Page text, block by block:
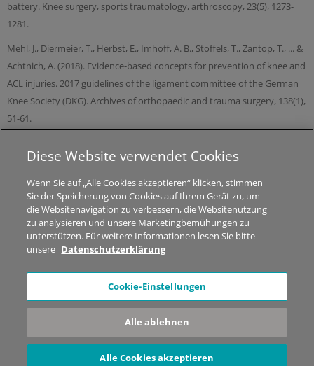
battery. Knee surgery, sports traumatology, arthroscopy, 23(5), 1273-
1281.
Mehl, J., Diermeier, T., Herbst, E., Imhoff, A. B., Stoffels, T., Zantop, T., ... &
Achtnich, A. (2018). Evidence-based concepts for prevention of knee and
ACL injuries. 2017 guidelines of the ligament committee of the German
Knee Society (DKG). Archives of orthopaedic and trauma surgery, 138(1),
51-61.
Alle Rechte vorbehalten.
Über STIWELL | Jobs | Sitemap | Datenschutzhinweise
*Der Inhalt dieser Webseite dient nur zur allgemeinen
Information. Es werden keine medizinischen Ratschläge
gegeben! Kontaktieren Sie bitte Ihren Arzt und lassen Sie sich
dort beraten, welche Therapielösung in Ihrem Fall geeignet ist.
Nicht alle der gezeigten Produkte, Produktfunktionen oder
Indikationen sind in allen Ländern verfügbar.
Diese Website verwendet Cookies
Wenn Sie auf „Alle Cookies akzeptieren“ klicken, stimmen
Sie der Speicherung von Cookies auf Ihrem Gerät zu, um
die Websitenavigation zu verbessern, die Websitenutzung
zu analysieren und unsere Marketingbemühungen zu
unterstützen. Für weitere Informationen lesen Sie bitte
unsere Datenschutzerklärung
Cookie-Einstellungen
Alle ablehnen
Alle Cookies akzeptieren